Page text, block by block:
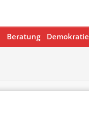
Beratung Demokratie